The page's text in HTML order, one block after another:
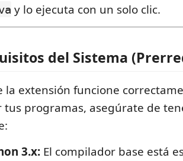
y lo ejecuta con un solo clic.
del Sistema
la extensión funcione
tus programas, asegúrate de
3.x: El compilador base está